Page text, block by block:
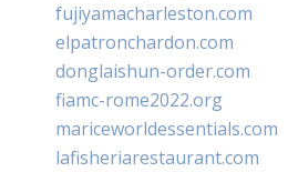
fujiyamacharleston.com
elpatronchardon.com
donglaishun-order.com
fiamc-rome2022.org
mariceworldessentials.com
lafisheriarestaurant.com